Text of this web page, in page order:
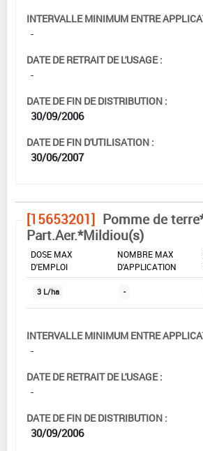
INTERVALLE MINIMUM ENTRE
-
DATE DE RETRAIT DE L'USAGE :
-
DATE DE FIN DE DISTRIBUTION :
30/09/2006
DATE DE FIN D'UTILISATION :
30/06/2007
[15653201] Pomme de
Part.Aer.*Mildiou(s)
DOSE MAX
D'EMPLOI
NOMBRE MAX
D'APPLICATION
3 L/ha -
INTERVALLE MINIMUM ENTRE
-
DATE DE RETRAIT DE L'USAGE :
-
DATE DE FIN DE DISTRIBUTION :
30/09/2006